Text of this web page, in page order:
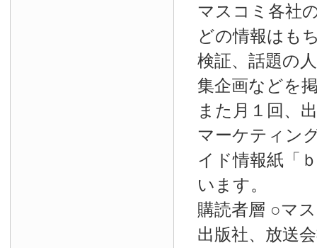
マスコミ各社
どの情報はも
検証、話題の
集企画などを
また月１回、
マーケティン
イド情報紙「
います。
購読者層 ○マ
出版社、放送